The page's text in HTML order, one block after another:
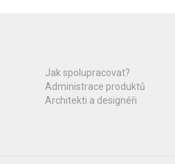
Jak spolupracovat?
Administrace produktů
Architekti a designéři